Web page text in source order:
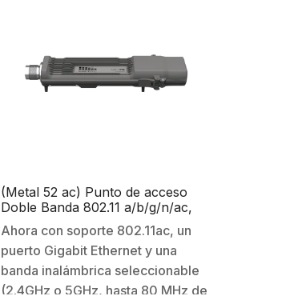
(Metal 52 ac) Punto de acceso
Doble Banda 802.11 a/b/g/n/ac,
Hasta 1260mW de potencia con
carcasa Metálica para inmunidad
al ruido.
Ahora con soporte 802.11ac, un
puerto Gigabit Ethernet y una
banda inalámbrica seleccionable
(2.4GHz o 5GHz, hasta 80 MHz de